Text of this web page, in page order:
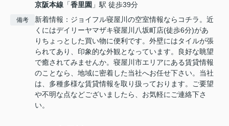
京阪本線 「香里園 」駅 徒歩39分
備考
新着情報：ジョイフル寝屋川の空室情報ならコチラ。近
くにはデイリーヤマザキ寝屋川八坂町店(徒歩6分)があ
りちょっとした買い物に便利です。外壁にはタイルが張
られてあり、印象的な外観となっています。良好な眺望
で癒されてみませんか。寝屋川市エリアにある賃貸情報
のことなら、地域に密着した当社へお任せ下さい。当社
は、多種多様な賃貸情報を取り扱っております。ご要望
や不明な点などございましたら、お気軽にご連絡下さ
い。